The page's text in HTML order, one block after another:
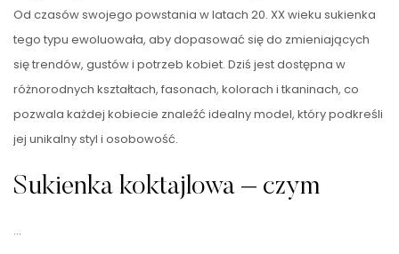
Od czasów swojego powstania w latach 20. XX wieku sukienka
tego typu ewoluowała, aby dopasować się do zmieniających
się trendów, gustów i potrzeb kobiet. Dziś jest dostępna w
różnorodnych kształtach, fasonach, kolorach i tkaninach, co
pozwala każdej kobiecie znaleźć idealny model, który podkreśli
jej unikalny styl i osobowość.
Sukienka koktajlowa – czym
…